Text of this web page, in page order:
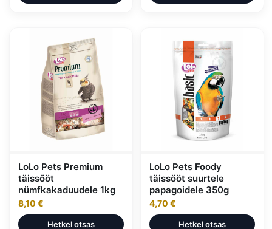
LoLo Pets Premium
täissööt
nümfkakaduudele 1kg
8,10 €
Hetkel otsas
LoLo Pets Foody
täissööt suurtele
papagoidele 350g
4,70 €
Hetkel otsas